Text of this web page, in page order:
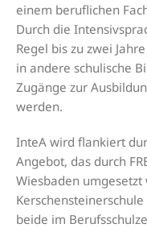
einem beruflichen
Durch die
Regel bis zu zwei
in andere schulische
Zugänge zur
werden.
InteA wird flankiert
Angebot, das durch
Wiesbaden
beide im